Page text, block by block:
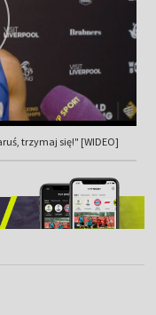
trzymaj się!" [WIDEO]